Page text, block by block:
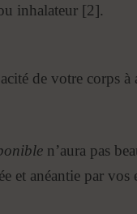
inhalateur [2].
de votre corps à
n’aura pas
et anéantie par vos